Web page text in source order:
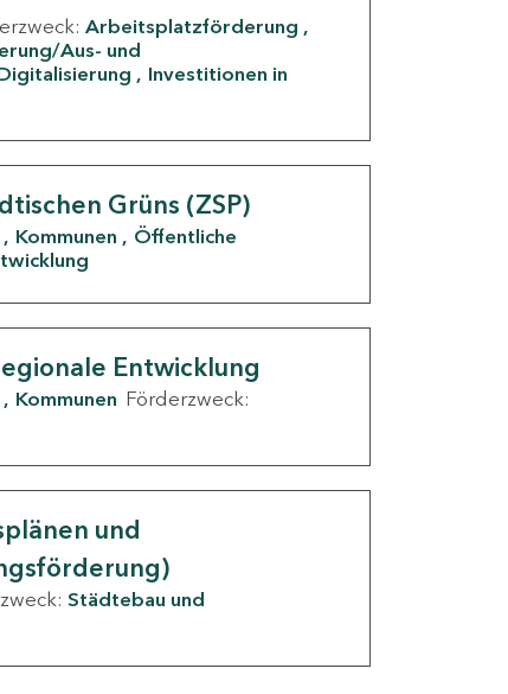
Arbeitsplatzförderung
Aus- und
Investitionen in
Grüns (ZSP)
Kommunen
Öffentliche
Entwicklung
Kommunen Förderzweck:
und
Städtebau und